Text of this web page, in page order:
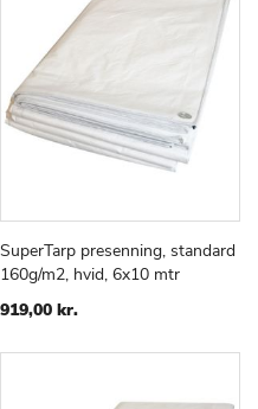
Læg i kurv
TILFØJ
TIL
SuperTarp presenning, standard
160g/m2, hvid, 6x10 mtr
919,00 kr.